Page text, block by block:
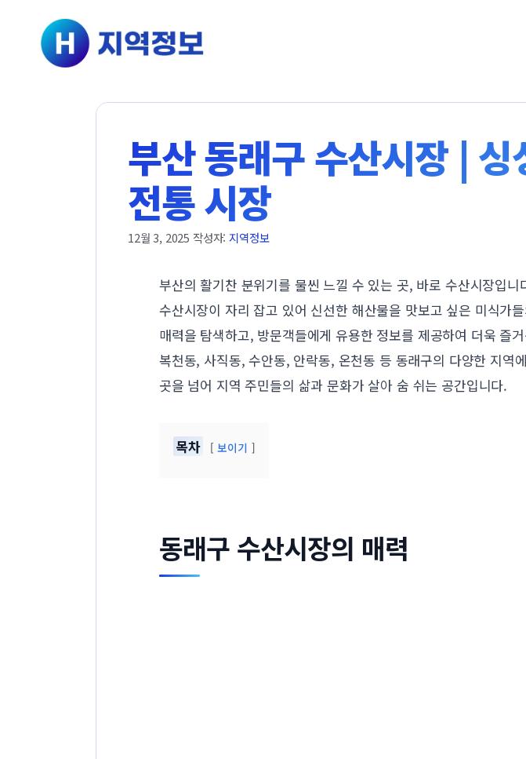
건너뛰기
부산 동래구 수산시장 |
전통 시장
12월 3, 2025 작성자:지역정보
부산의 활기찬 분위기를 물씬 느낄 수 있는 곳, 바로 수산시장입
수산시장이 자리 잡고 있어 신선한 해산물을 맛보고 싶은 미식가
매력을 탐색하고, 방문객들에게 유용한 정보를 제공하여 더욱 즐
복천동, 사직동, 수안동, 안락동, 온천동 등 동래구의 다양한 지역
곳을 넘어 지역 주민들의 삶과 문화가 살아 숨 쉬는 공간입니다.
목차 보이기
동래구 수산시장의 매력